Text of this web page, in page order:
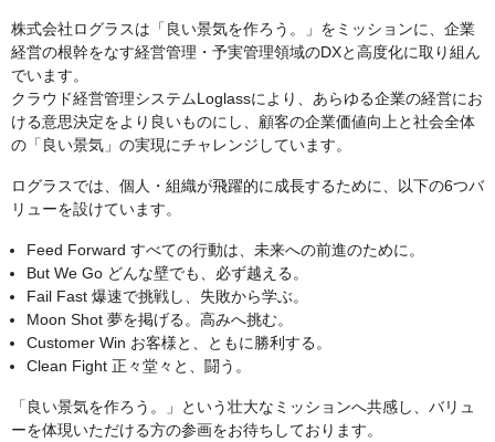
株式会社ログラスは「良い景気を作ろう。」をミッションに、企業
経営の根幹をなす経営管理・予実管理領域のDXと高度化に取り組ん
でいます。
クラウド経営管理システムLoglassにより、あらゆる企業の経営にお
ける意思決定をより良いものにし、顧客の企業価値向上と社会全体
の「良い景気」の実現にチャレンジしています。
ログラスでは、個人・組織が飛躍的に成長するために、以下の6つバ
リューを設けています。
Feed Forward すべての行動は、未来への前進のために。
But We Go どんな壁でも、必ず越える。
Fail Fast 爆速で挑戦し、失敗から学ぶ。
Moon Shot 夢を掲げる。高みへ挑む。
Customer Win お客様と、ともに勝利する。
Clean Fight 正々堂々と、闘う。
「良い景気を作ろう。」という壮大なミッションへ共感し、バリュ
ーを体現いただける方の参画をお待ちしております。